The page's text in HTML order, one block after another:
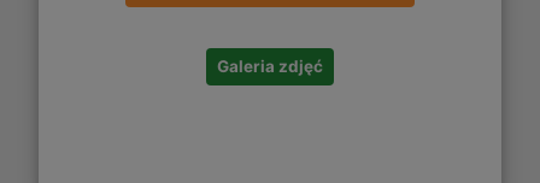
Galeria zdjęć